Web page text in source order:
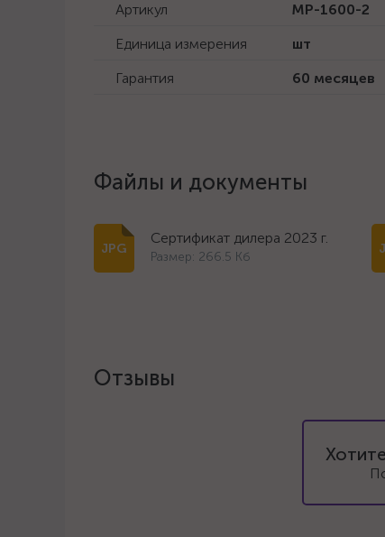
Артикул
МР-1600-2
Единица измерения
шт
Гарантия
60 месяцев
Файлы и документы
Сертификат дилера 2023 г.
Размер: 266.5 Кб
Отзывы